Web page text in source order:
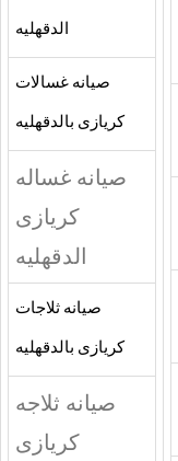
الدقهليه
صيانه غسالات
كريازى بالدقهليه
صيانه غساله
كريازى
الدقهليه
صيانه ثلاجات
كريازى بالدقهليه
صيانه ثلاجه
كريازى